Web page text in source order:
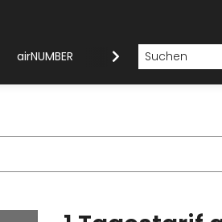
airNUMBER Modellübersicht